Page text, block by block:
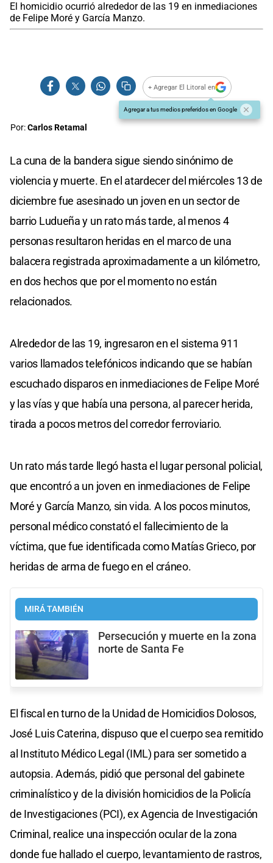
El homicidio ocurrió alrededor de las 19 en inmediaciones
de Felipe Moré y García Manzo.
+ Agregar El Litoral en
Agregar a tus medios preferidos en Google
Por:Carlos Retamal
La cuna de la bandera sigue siendo sinónimo de
violencia y muerte. En el atardecer del miércoles 13 de
diciembre fue asesinado un joven en un sector de
barrio Ludueña y un rato más tarde, al menos 4
personas resultaron heridas en el marco de una
balacera registrada aproximadamente a un kilómetro,
en dos hechos que por el momento no están
relacionados.
Alrededor de las 19, ingresaron en el sistema 911
varios llamados telefónicos indicando que se habían
escuchado disparos en inmediaciones de Felipe Moré
y las vías y que había una persona, al parecer herida,
tirada a pocos metros del corredor ferroviario.
Un rato más tarde llegó hasta el lugar personal policial,
que encontró a un joven en inmediaciones de Felipe
Moré y García Manzo, sin vida. A los pocos minutos,
personal médico constató el fallecimiento de la
víctima, que fue identificada como Matías Grieco, por
heridas de arma de fuego en el cráneo.
MIRÁ TAMBIÉN
Persecución y muerte en la zona
norte de Santa Fe
El fiscal en turno de la Unidad de Homicidios Dolosos,
José Luis Caterina, dispuso que el cuerpo sea remitido
al Instituto Médico Legal (IML) para ser sometido a
autopsia. Además, pidió que personal del gabinete
criminalístico y de la división homicidios de la Policía
de Investigaciones (PCI), ex Agencia de Investigación
Criminal, realice una inspección ocular de la zona
donde fue hallado el cuerpo, levantamiento de rastros,